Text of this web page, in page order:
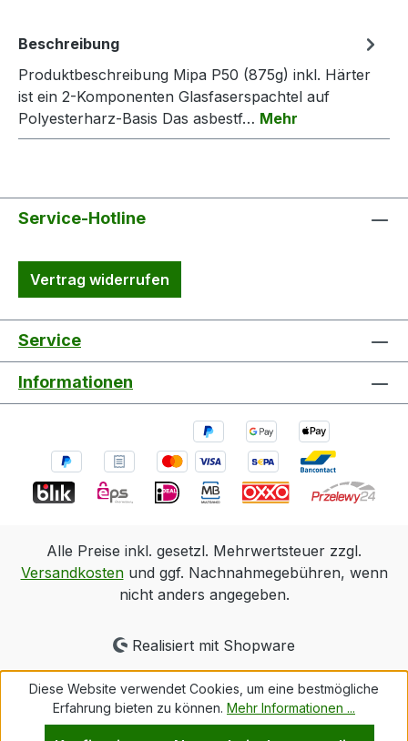
Beschreibung
Produktbeschreibung Mipa P50 (875g) inkl. Härter
ist ein 2-Komponenten Glasfaserspachtel auf
Polyesterharz-Basis Das asbestf… Mehr
Service-Hotline
Vertrag widerrufen
Service
Informationen
Alle Preise inkl. gesetzl. Mehrwertsteuer zzgl.
Versandkostenund ggf. Nachnahmegebühren, wenn
nicht anders angegeben.
Realisiert mit Shopware
Diese Website verwendet Cookies, um eine bestmögliche
Erfahrung bieten zu können. Mehr Informationen ...